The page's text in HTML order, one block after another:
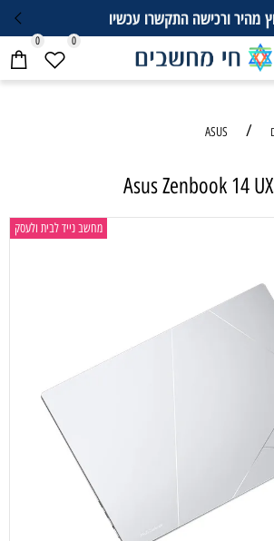
מהיר ורכישה התקשרו עכשיו
0 0
/
ASUS
Asus Zenbook 14
מחשב נייד לבית ולעסק